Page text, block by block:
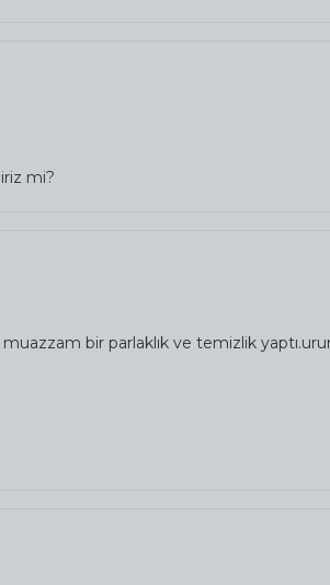
mi?
bir parlaklık ve temizlik